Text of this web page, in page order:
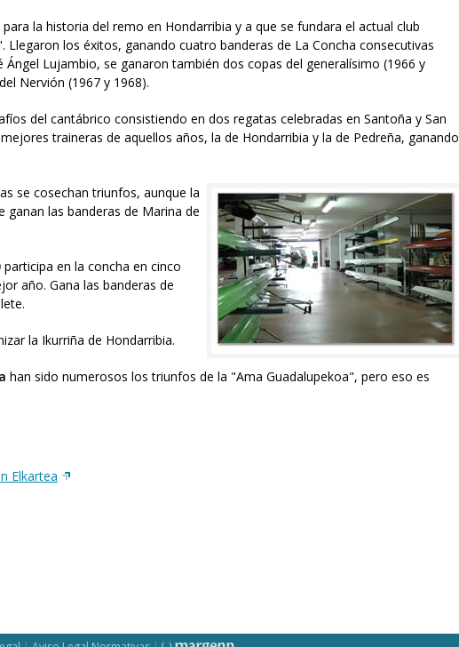
la historia del remo en Hondarribia y a que se fundara el actual club
Llegaron los éxitos, ganando cuatro banderas de La Concha consecutivas
Ángel Lujambio, se ganaron también dos copas del generalísimo (1966 y
Nervión (1967 y 1968).
del cantábrico consistiendo en dos regatas celebradas en Santoña y San
traineras de aquellos años, la de Hondarribia y la de Pedreña, ganando
se cosechan triunfos, aunque la
ganan las banderas de Marina de
participa en la concha en cinco
año. Gana las banderas de
la Ikurriña de Hondarribia.
han sido numerosos los triunfos de la "Ama Guadalupekoa", pero eso es
Elkartea